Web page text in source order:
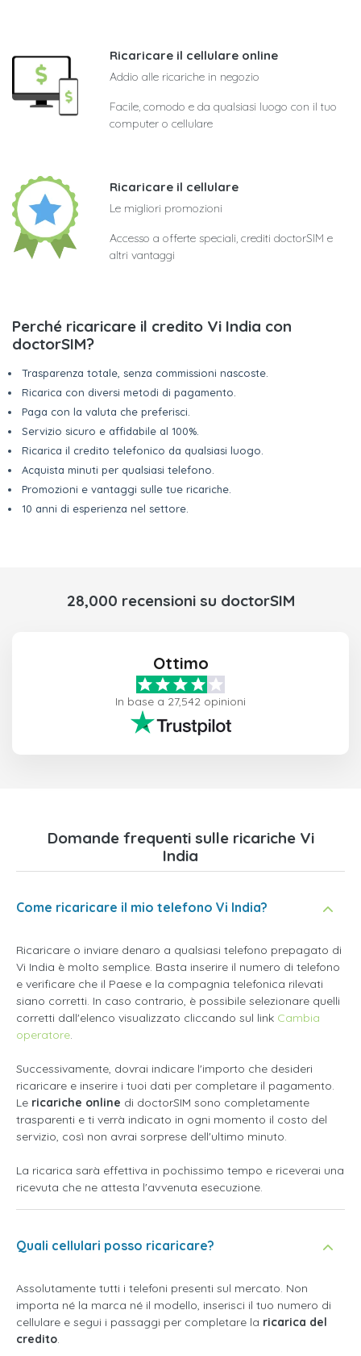
Ricaricare il cellulare online
Addio alle ricariche in negozio
Facile, comodo e da qualsiasi luogo con il tuo
computer o cellulare
Ricaricare il cellulare
Le migliori promozioni
Accesso a offerte speciali, crediti doctorSIM e
altri vantaggi
Perché ricaricare il credito Vi India con
doctorSIM?
Trasparenza totale, senza commissioni nascoste.
Ricarica con diversi metodi di pagamento.
Paga con la valuta che preferisci.
Servizio sicuro e affidabile al 100%.
Ricarica il credito telefonico da qualsiasi luogo.
Acquista minuti per qualsiasi telefono.
Promozioni e vantaggi sulle tue ricariche.
10 anni di esperienza nel settore.
28,000 recensioni su doctorSIM
Ottimo
In base a 27,542 opinioni
Domande frequenti sulle ricariche Vi
India
Come ricaricare il mio telefono Vi India?
Ricaricare o inviare denaro a qualsiasi telefono prepagato di
Vi India è molto semplice. Basta inserire il numero di telefono
e verificare che il Paese e la compagnia telefonica rilevati
siano corretti. In caso contrario, è possibile selezionare quelli
corretti dall'elenco visualizzato cliccando sul link Cambia
operatore.
Successivamente, dovrai indicare l'importo che desideri
ricaricare e inserire i tuoi dati per completare il pagamento.
Le ricariche online di doctorSIM sono completamente
trasparenti e ti verrà indicato in ogni momento il costo del
servizio, così non avrai sorprese dell'ultimo minuto.
La ricarica sarà effettiva in pochissimo tempo e riceverai una
ricevuta che ne attesta l'avvenuta esecuzione.
Quali cellulari posso ricaricare?
Assolutamente tutti i telefoni presenti sul mercato. Non
importa né la marca né il modello, inserisci il tuo numero di
cellulare e segui i passaggi per completare la ricarica del
credito.